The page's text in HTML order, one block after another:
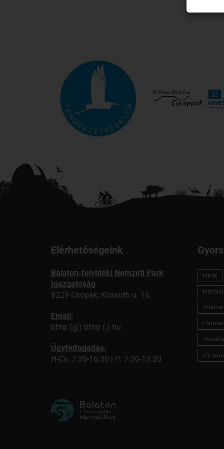
Elérhetőségeink
Balaton-felvidéki Nemzeti Park
Igazgatóság
8229 Csopak, Kossuth u. 16.
Email:
bfnp (@) bfnp (.) hu
Ügyfélfogadás:
H-Cs: 7:30-16:30 | P: 7:30-13:30
Hírek